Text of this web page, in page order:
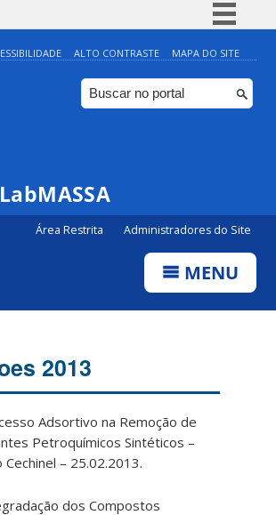
Simplifique!
Comunica BR
Participe
ALTO CONTRASTE MAPA DO SITE
Área Restrita Administradores do Site
MENU
2013
Adsortivo na Remoção de
Petroquímicos Sintéticos –
Cechinel – 25.02.2013.
dos Compostos